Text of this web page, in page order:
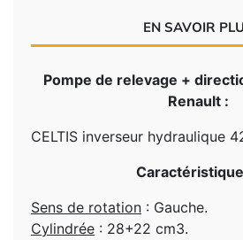
EN SAVOIR
Pompe de relevage +
Renault :
CELTIS inverseur hydraulique
Sens de rotation : Gauche.
Cylindrée : 28+22 cm3.